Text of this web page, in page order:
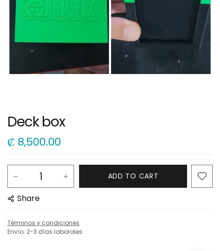
Deck box
₡ 8,500.00
ADD TO CART
Share
Términos y condiciones
Envío: 2-3 días laborales